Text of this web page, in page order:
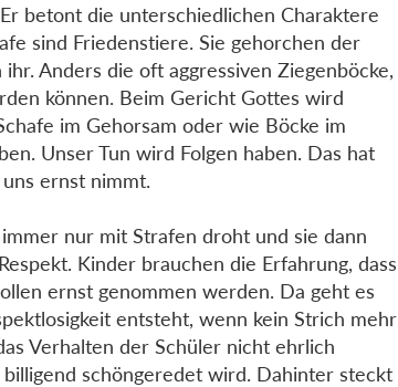
betont die unterschiedlichen Charaktere
sind Friedenstiere. Sie gehorchen der
Anders die oft aggressiven Ziegenböcke,
können. Beim Gericht Gottes wird
im Gehorsam oder wie Böcke im
Unser Tun wird Folgen haben. Das hat
ernst nimmt.
nur mit Strafen droht und sie dann
Kinder brauchen die Erfahrung, dass
ernst genommen werden. Da geht es
entsteht, wenn kein Strich mehr
Verhalten der Schüler nicht ehrlich
schöngeredet wird. Dahinter steckt